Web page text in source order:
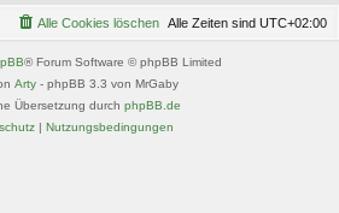
Alle Zeiten sind UTC+02:00
Alle Cookies löschen
® Forum Software © phpBB Limited
Arty - phpBB 3.3 von MrGaby
Übersetzung durch phpBB.de
| Nutzungsbedingungen